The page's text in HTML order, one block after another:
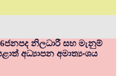
ජනපද නිලධාරී සහ මැනුම්
අධ්‍යාපන අමාත්‍යංශය